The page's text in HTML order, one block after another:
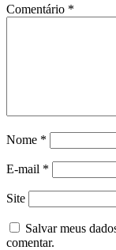
Comentário *
Nome *
E-mail *
Site
Salvar meus
comentar.